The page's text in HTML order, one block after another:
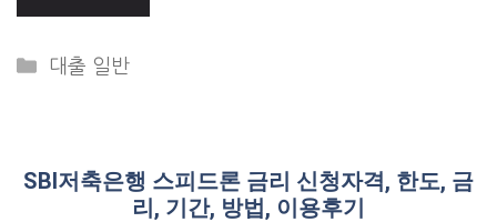
Categories
대출 일반
SBI저축은행 스피드론 금리 신청자격, 한도, 금
리, 기간, 방법, 이용후기